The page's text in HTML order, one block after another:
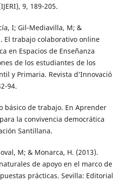
9, 189-205.
I; Gil-Mediavilla, M; &
El trabajo colaborativo online
en Espacios de Enseñanza
de los estudiantes de los
y Primaria. Revista d’Innovació
94.
básico de trabajo. En Aprender
la convivencia democrática
Santillana.
M; & Monarca, H. (2013).
de apoyo en el marco de
prácticas. Sevilla: Editorial